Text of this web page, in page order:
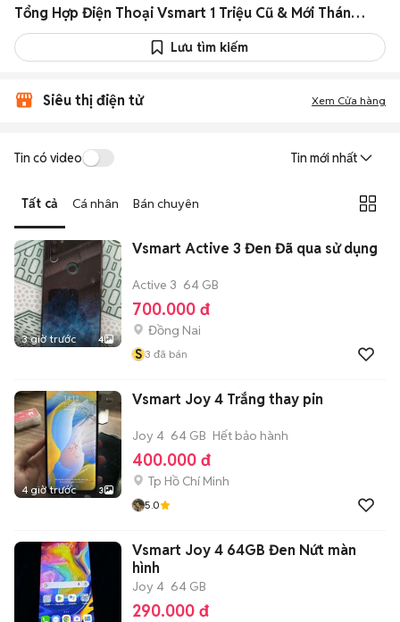
Tổng Hợp Điện Thoại Vsmart 1 Triệu Cũ & Mới Tháng 08/2026
Lưu tìm kiếm
Siêu thị điện tử Xem Cửa hàng
Tin có video Tin mới nhất
Tất cả Cá nhân Bán chuyên
3 giờ trước 4
Vsmart Active 3 Đen Đã qua sử dụng
Active 3 64 GB
700.000 đ
Đồng Nai
S 3 đã bán
4 giờ trước 3
Vsmart Joy 4 Trắng thay pin
Joy 4 64 GB Hết bảo hành
400.000 đ
Tp Hồ Chí Minh
5.0
Vsmart Joy 4 64GB Đen Nứt màn
hình
Joy 4 64 GB
290.000 đ